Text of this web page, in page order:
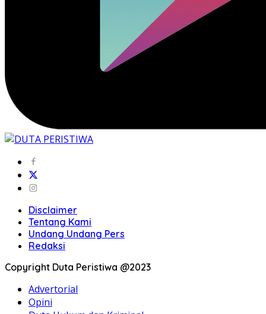
Disclaimer
Tentang Kami
Undang Undang Pers
Redaksi
Copyright Duta Peristiwa @2023
Advertorial
Opini